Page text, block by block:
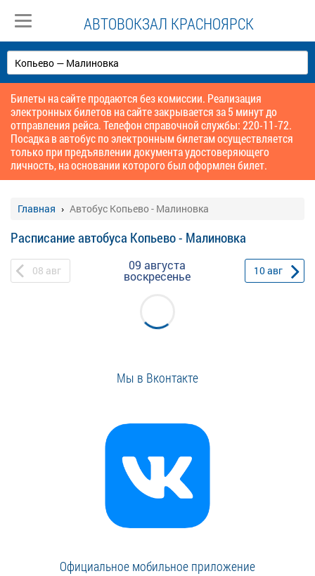
АВТОВОКЗАЛ КРАСНОЯРСК
Билеты на сайте продаются без комиссии. Реализация
электронных билетов на сайте закрывается за 5 минут до
отправления рейса. Телефон справочной службы: 220-11-72.
Посадка в автобус по электронным билетам осуществляется
только при предъявлении документа удостоверяющего
личность, на основании которого был оформлен билет.
Главная Автобус Копьево - Малиновка
Расписание автобуса Копьево - Малиновка
08 авг 09 августа
воскресенье 10авг
Мы в Вконтакте
Официальное мобильное приложение